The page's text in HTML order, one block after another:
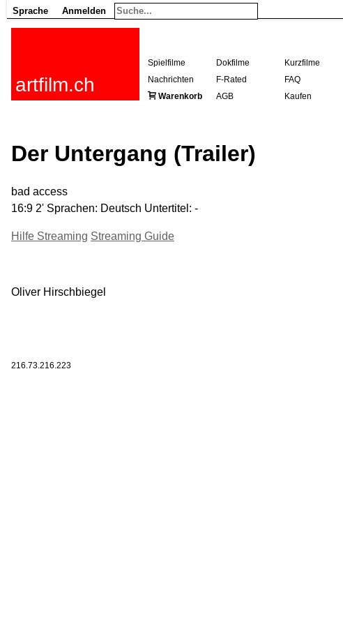
Sprache Anmelden
artfilm.ch
Spielfilme Dokfilme Kurzfilme
Nachrichten
F-Rated FAQ
Warenkorb
AGB Kaufen
Der Untergang (Trailer)
bad access
16:9 2' Sprachen: Deutsch Untertitel: -
Hilfe Streaming Streaming Guide
Oliver Hirschbiegel
216.73.216.223